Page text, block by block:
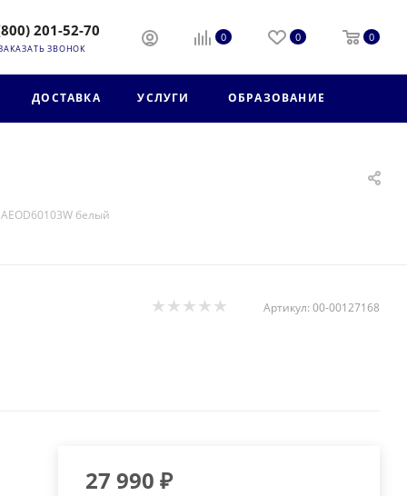
201-52-70
ЗВОНОК
0 0 0
ДОСТАВКА УСЛУГИ ОБРАЗОВАНИЕ
белый
Артикул: 00-00127168
27 990 ₽